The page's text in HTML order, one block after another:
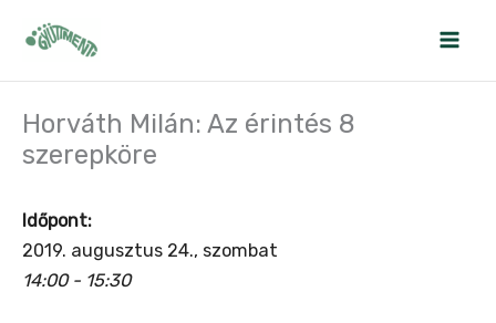
Horváth Milán: Az érintés 8
szerepköre
Időpont:
2019. augusztus 24., szombat
14:00 - 15:30